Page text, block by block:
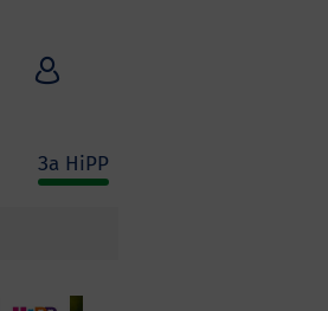
За HiPP
HiPP Babyclub